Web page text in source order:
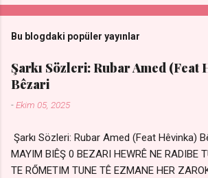
Bu blogdaki popüler yayınlar
Şarkı Sözleri: Rubar Amed (Feat
Bêzari
-Ekim 05, 2025
Şarkı Sözleri: Rubar Amed (Feat Hêvinka)
MAYIM BIÊŞ 0 BEZARI HEWRÊ NE RADIBE
TE RŐMETIM TUNE TÊ EZMANE HER